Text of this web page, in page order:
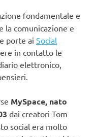
fondamentale e
la comunicazione e
porte ai Social
in contatto le
elettronico,
MySpace, nato
dai creatori Tom
social era molto